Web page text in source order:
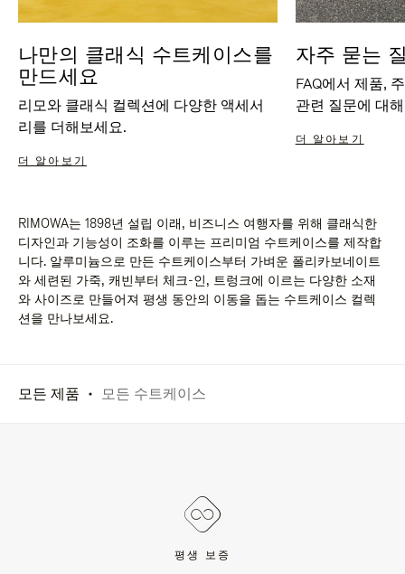
나만의 클래식 수트케이스를
만드세요
리모와 클래식 컬렉션에 다양한 액세서
리를 더해보세요.
더 알아보기
자주 묻는
FAQ에서 제품,
관련 질문에 대
더 알아보기
RIMOWA는 1898년 설립 이래, 비즈니스 여행자를 위해 클래식한
디자인과 기능성이 조화를 이루는 프리미엄 수트케이스를 제작합
니다. 알루미늄으로 만든 수트케이스부터 가벼운 폴리카보네이트
와 세련된 가죽, 캐빈부터 체크-인, 트렁크에 이르는 다양한 소재
와 사이즈로 만들어져 평생 동안의 이동을 돕는 수트케이스 컬렉
션을 만나보세요.
모든 제품 모든 수트케이스
평생 보증